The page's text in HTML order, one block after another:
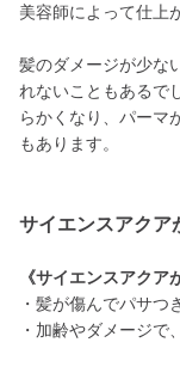
美容師によって仕上
髪のダメージが少な
れないこともあるで
らかくなり、パーマ
もあります。
サイエンスアクア
《サイエンスアクア
・髪が傷んでパサつ
・加齢やダメージで